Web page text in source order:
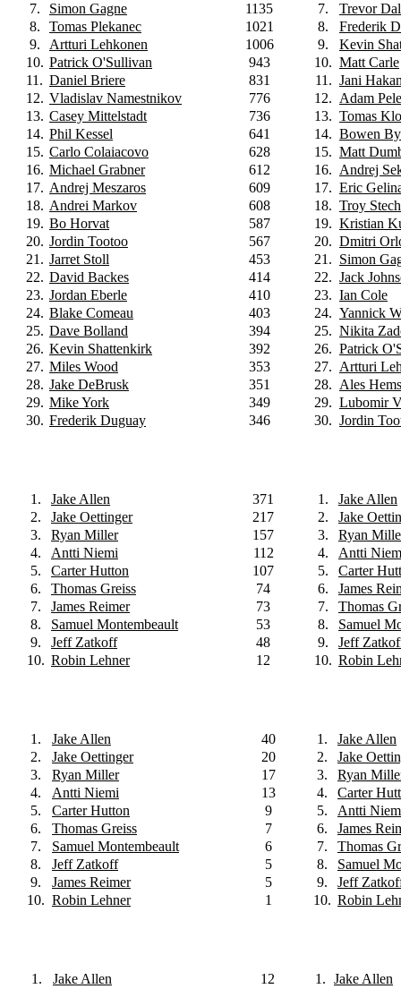
7.
Simon Gagne
1135
8.
Tomas Plekanec
1021
9.
Artturi Lehkonen
1006
10. Patrick O'Sullivan
943
11. Daniel Briere
831
12. Vladislav Namestnikov
776
13. Casey Mittelstadt
736
14. Phil Kessel
641
15. Carlo Colaiacovo
628
16. Michael Grabner
612
17. Andrej Meszaros
609
18. Andrei Markov
608
19. Bo Horvat
587
20. Jordin Tootoo
567
21. Jarret Stoll
453
22. David Backes
414
23. Jordan Eberle
410
24. Blake Comeau
403
25. Dave Bolland
394
26. Kevin Shattenkirk
392
27. Miles Wood
353
28. Jake DeBrusk
351
29. Mike York
349
30. Frederik Duguay 346
7.
Trevor
8.
Frederik
9.
Kevin
10. Matt Carle
11. Jani
12. Adam
13. Tomas
14. Bowen
15. Matt
16. Andrej
17. Eric
18. Troy
19. Kristian
20. Dmitri
21. Simon
22. Jack
23. Ian Cole
24. Yannick
25. Nikita
26. Patrick
27. Artturi
28. Ales
29. Lubomir
30. Jordin
1. Jake Allen
371
2.
Jake Oettinger
217
3.
Ryan Miller
157
4.
Antti Niemi
112
5.
Carter Hutton
107
6.
Thomas Greiss
74
7.
James Reimer
73
8.
Samuel Montembeault
53
9.
Jeff Zatkoff
48
10. Robin Lehner 12
1.
Jake Allen
2.
Jake
3.
Ryan
4.
Antti
5.
Carter
6.
James
7.
Thomas
8.
Samuel
9.
Jeff
10. Robin
1. Jake Allen
40
2.
Jake Oettinger
20
3.
Ryan Miller
17
4.
Antti Niemi
13
5.
Carter Hutton
9
6.
Thomas Greiss
7
7.
Samuel Montembeault
6
8.
Jeff Zatkoff
5
9.
James Reimer
5
10. Robin Lehner 1
1.
Jake Allen
2.
Jake
3.
Ryan
4.
Carter
5.
Antti
6.
James
7.
Thomas
8.
Samuel
9.
Jeff
10. Robin
1. Jake Allen 12 1. Jake Allen